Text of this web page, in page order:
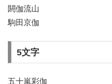
閼伽流山
駒田京伽
5文字
五十嵐彩伽